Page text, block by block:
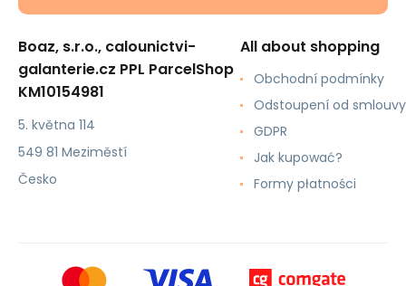
Boaz, s.r.o., calounictvi-
galanterie.cz PPL ParcelShop
KM10154981
5. května 114
549 81 Meziměstí
Česko
All about shopping
Obchodní podmínky
Odstoupení od smlouvy
GDPR
Jak kupować?
Formy płatności